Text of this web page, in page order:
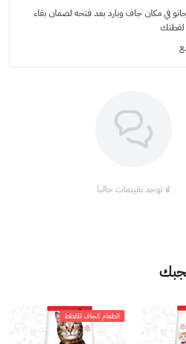
في مكان جاف وبارد بعد فتحه لضمان بقاء
لقطتك
لا توجد تقييمات حاليا
الطعام الجاف للقطط